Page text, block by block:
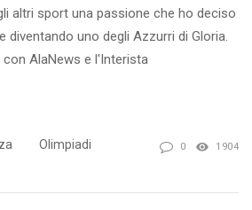
altri sport una passione che ho deciso
diventando uno degli Azzurri di Gloria.
AlaNews e l'Interista
Olimpiadi
0 1904